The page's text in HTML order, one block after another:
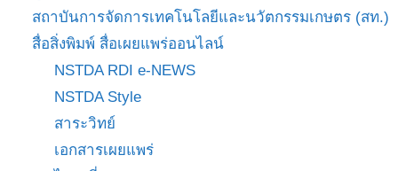
สถาบันการจัดการเทคโนโลยีและนวัตกรรมเกษตร (สท.)
สื่อสิ่งพิมพ์ สื่อเผยแพร่ออนไลน์
NSTDA RDI e-NEWS
NSTDA Style
สาระวิทย์
เอกสารเผยแพร่